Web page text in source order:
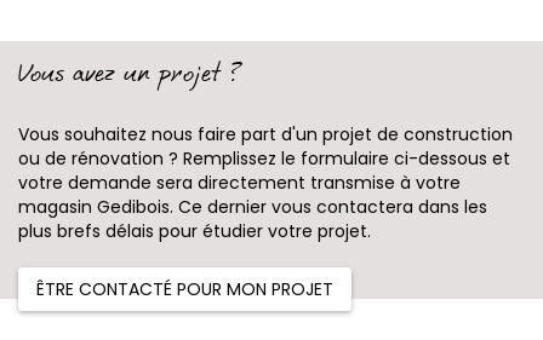
STRATIFIÉS
Vous avez un projet ?
Vous souhaitez nous faire part d'un projet de construction
ou de rénovation ? Remplissez le formulaire ci-dessous et
votre demande sera directement transmise à votre
magasin Gedibois. Ce dernier vous contactera dans les
plus brefs délais pour étudier votre projet.
ÊTRE CONTACTÉ POUR MON PROJET